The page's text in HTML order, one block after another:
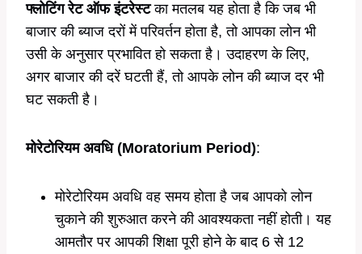
फ्लोटिंग रेट ऑफ इंटरेस्टका मतलब यह होता है कि जब भी
बाजार की ब्याज दरों में परिवर्तन होता है, तो आपका लोन भी
उसी के अनुसार प्रभावित हो सकता है। उदाहरण के लिए,
अगर बाजार की दरें घटती हैं, तो आपके लोन की ब्याज दर भी
घट सकती है।
मोरेटोरियम अवधि (Moratorium Period):
मोरेटोरियम अवधि वह समय होता है जब आपको लोन
चुकाने की शुरुआत करने की आवश्यकता नहीं होती। यह
आमतौर पर आपकी शिक्षा पूरी होने के बाद 6 से 12